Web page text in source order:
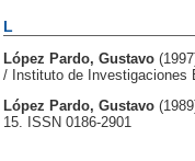
L
López Pardo, Gustavo
/ Instituto de Investigaciones
López Pardo, Gustavo
15. ISSN 0186-2901